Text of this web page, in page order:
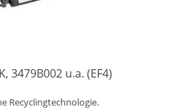
3479B002 u.a. (EF4)
Recyclingtechnologie.